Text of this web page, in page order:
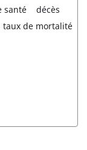
santé
décès
taux de mortalité